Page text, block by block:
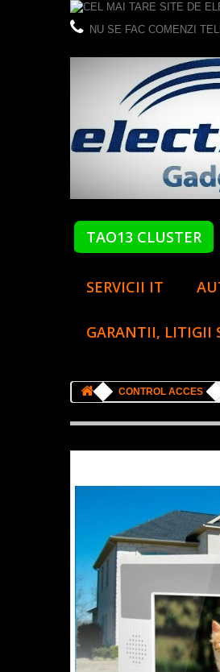
NU SE FAC COMENZI
TAO13 CLUSTER
SERVICII IT
GARANTII, LITIGII
CONTROL ACCES